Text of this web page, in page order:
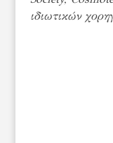
ιδιωτικών